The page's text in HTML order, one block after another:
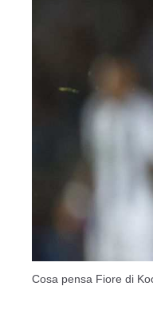
Cosa pensa Fiore di